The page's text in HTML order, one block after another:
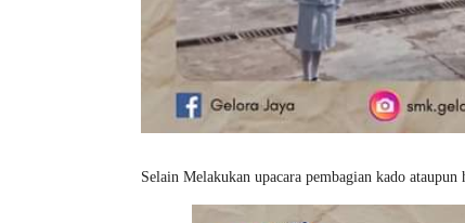
Selain Melakukan upacara pembagian kado